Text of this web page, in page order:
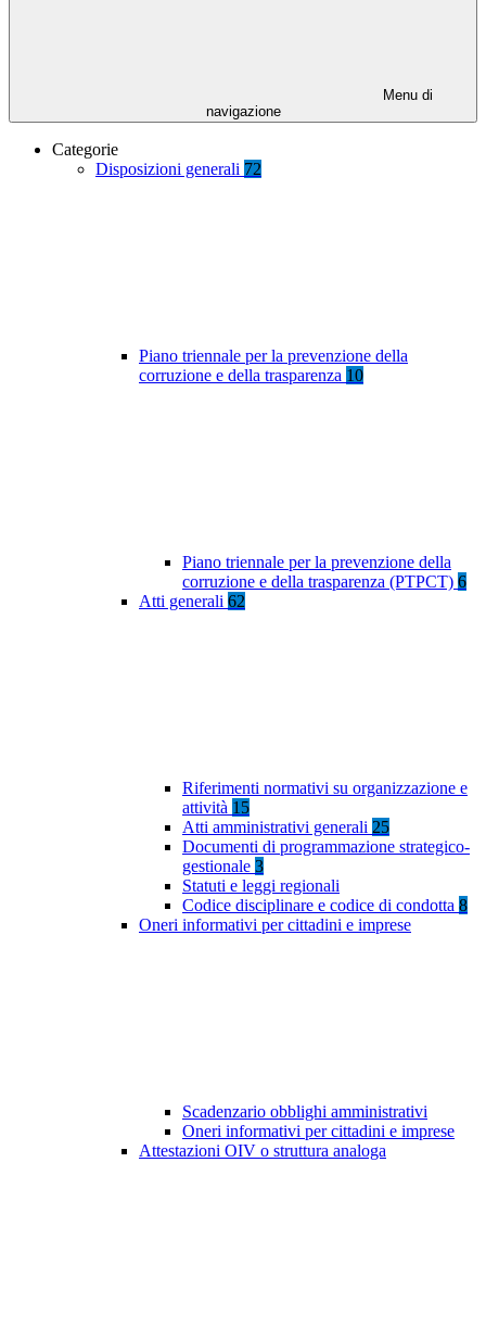
Menu di
navigazione
Categorie
Disposizioni generali 72
Piano triennale per la prevenzione della
corruzione e della trasparenza 10
Piano triennale per la prevenzione della
corruzione e della trasparenza (PTPCT) 6
Atti generali 62
Riferimenti normativi su organizzazione e
attività 15
Atti amministrativi generali 25
Documenti di programmazione strategico-
gestionale 3
Statuti e leggi regionali
Codice disciplinare e codice di condotta 8
Oneri informativi per cittadini e imprese
Scadenzario obblighi amministrativi
Oneri informativi per cittadini e imprese
Attestazioni OIV o struttura analoga